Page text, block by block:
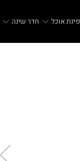
פינת אוכל חדר שינה